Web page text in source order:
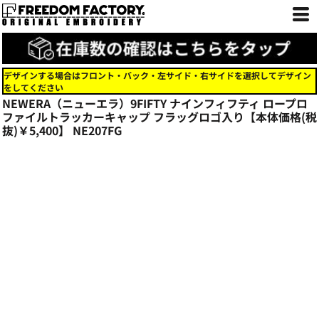
デザインする場合はフロント・バック・左サイド・右サイドを選択してデザイン
をしてください
NEWERA（ニューエラ）9FIFTY ナインフィフティ ロープロ
ファイルトラッカーキャップ フラッグロゴ入り【本体価格(税
抜)￥5,400】 NE207FG